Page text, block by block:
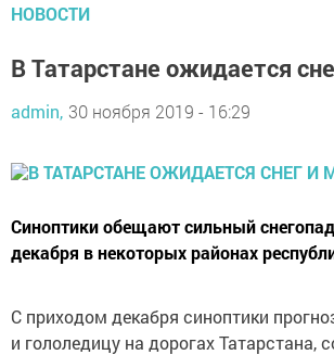
НОВОСТИ
В Татарстане ожидается
admin, 30 ноября 2019 - 16:29
Синоптики обещают сильный
декабря в некоторых районах
С приходом декабря синоптики
и гололедицу на дорогах Татарстана,